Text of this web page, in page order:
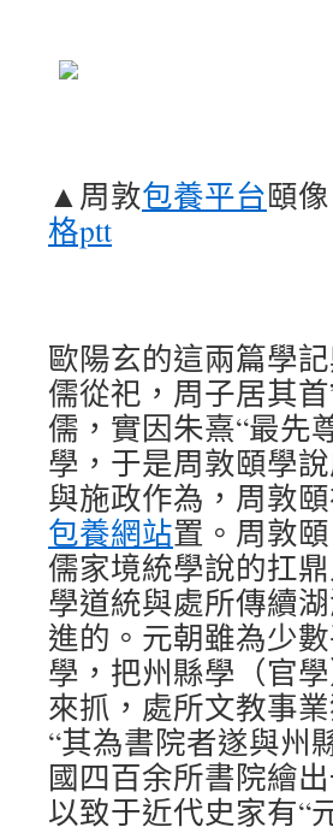
▲周敦包養平台頤
格ptt
歐陽玄的這兩篇學
儒從祀，周子居其
儒，實因朱熹“最先
學，于是周敦頤學
與施政作為，周敦
包養網站置。周敦
儒家境統學說的扛
學道統與處所傳續
進的。元朝雖為少
學，把州縣學（官
來抓，處所文教事
“其為書院者遂與州
國四百余所書院繪
以致于近代史家有“